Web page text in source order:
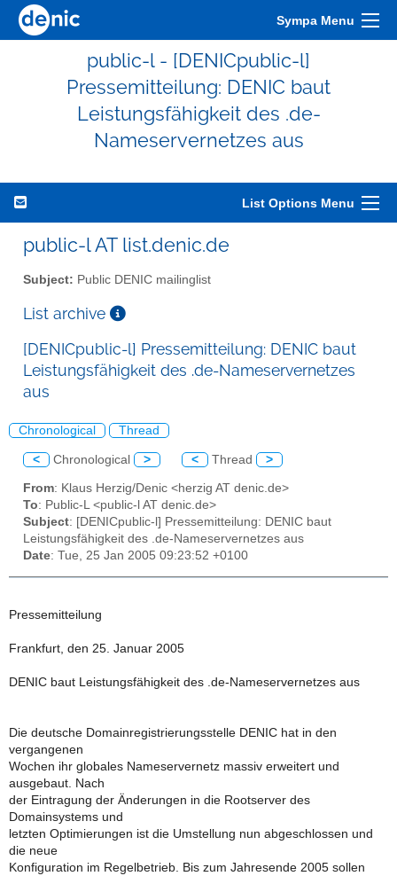
Sympa Menu
public-l - [DENICpublic-l]
Pressemitteilung: DENIC baut
Leistungsfähigkeit des .de-
Nameservernetzes aus
List Options Menu
public-l AT list.denic.de
Subject: Public DENIC mailinglist
List archive
[DENICpublic-l] Pressemitteilung: DENIC baut
Leistungsfähigkeit des .de-Nameservernetzes
aus
Chronological Thread
< Chronological > < Thread >
From: Klaus Herzig/Denic <herzig AT denic.de>
To: Public-L <public-l AT denic.de>
Subject: [DENICpublic-l] Pressemitteilung: DENIC baut
Leistungsfähigkeit des .de-Nameservernetzes aus
Date: Tue, 25 Jan 2005 09:23:52 +0100
Pressemitteilung
Frankfurt, den 25. Januar 2005
DENIC baut Leistungsfähigkeit des .de-Nameservernetzes aus
Die deutsche Domainregistrierungsstelle DENIC hat in den
vergangenen
Wochen ihr globales Nameservernetz massiv erweitert und
ausgebaut. Nach
der Eintragung der Änderungen in die Rootserver des
Domainsystems und
letzten Optimierungen ist die Umstellung nun abgeschlossen und
die neue
Konfiguration im Regelbetrieb. Bis zum Jahresende 2005 sollen